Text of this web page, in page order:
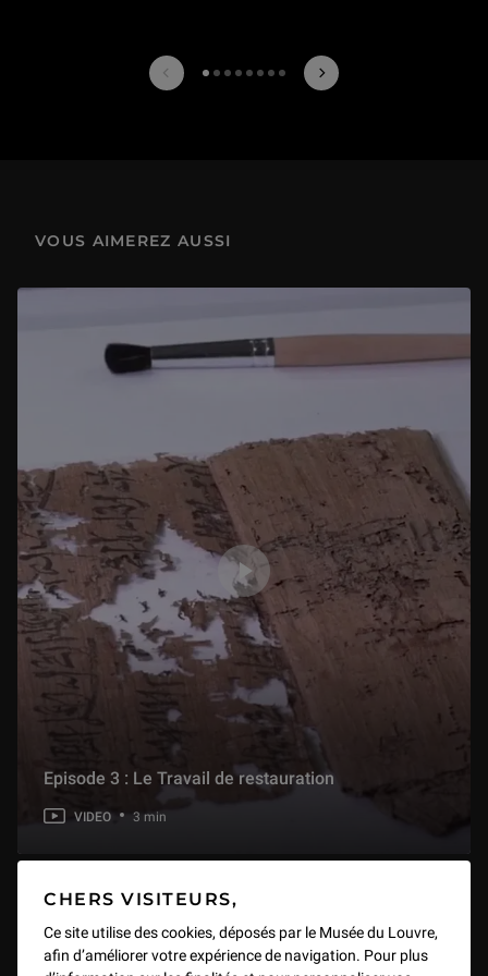
CHERS VISITEURS,
Ce site utilise des cookies, déposés par le Musée du Louvre,
afin d’améliorer votre expérience de navigation. Pour plus
prev next
VOUS AIMEREZ AUSSI
Episode 3 : Le Travail de restauration
VIDEO 3 min